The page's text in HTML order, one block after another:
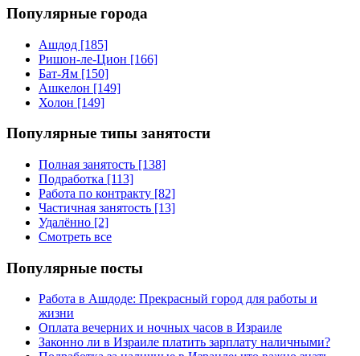
Популярные города
Ашдод [185]
Ришон-ле-Цион [166]
Бат-Ям [150]
Ашкелон [149]
Холон [149]
Популярные типы занятости
Полная занятость [138]
Подработка [113]
Работа по контракту [82]
Частичная занятость [13]
Удалённо [2]
Смотреть все
Популярные посты
Работа в Ашдоде: Прекрасный город для работы и
жизни
Оплата вечерних и ночных часов в Израиле
Законно ли в Израиле платить зарплату наличными?